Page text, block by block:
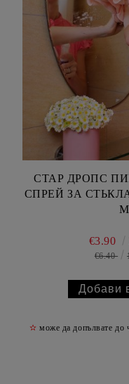
СТАР ДРОПС
СПРЕЙ ЗА
€3.90
€6.40
✫ може да допълвате до